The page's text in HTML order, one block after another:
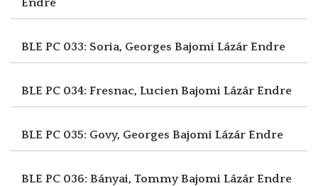
Endre
BLE PC 033: Soria, Georges Bajomi Lázár Endre
BLE PC 034: Fresnac, LucienBajomi Lázár Endre
BLE PC 035: Govy, Georges Bajomi Lázár Endre
BLE PC 036: Bányai, TommyBajomi Lázár Endre